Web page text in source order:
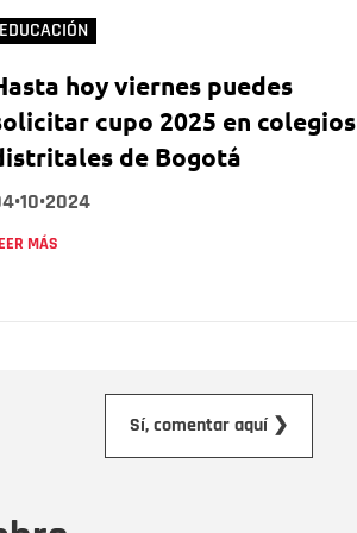
EDUCACIÓN
hoy viernes puedes
cupo 2025 en colegios
de Bogotá
MÁS
Sí, comentar aquí ❯